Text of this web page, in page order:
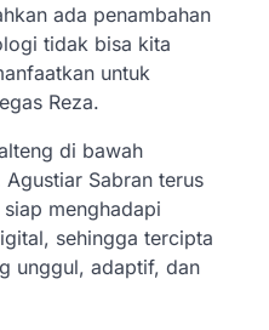
ada penambahan
tidak bisa kita
untuk
Reza.
di bawah
Sabran terus
menghadapi
sehingga tercipta
unggul, adaptif, dan